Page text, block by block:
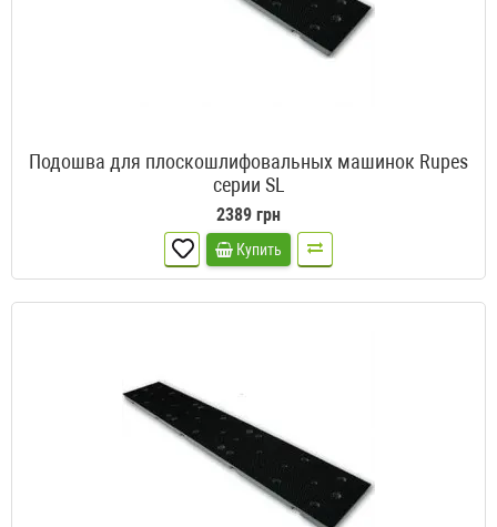
Подошва для плоскошлифовальных машинок Rupes
серии SL
2389 грн
Купить